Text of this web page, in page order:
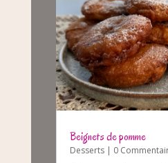
Beignets de pomme
Desserts| 0